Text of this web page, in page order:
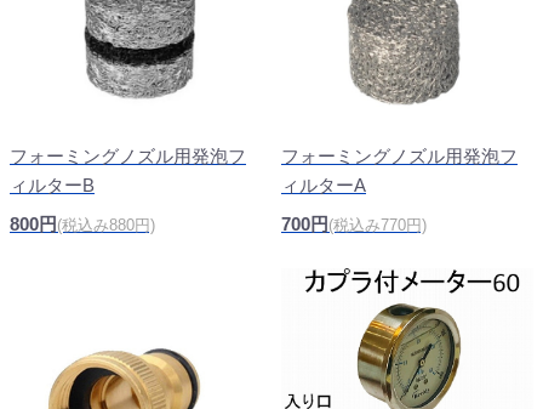
フォーミングノズル用発泡フ
ィルターB
800円 (税込み880円)
フォーミングノズル用発泡フ
ィルターA
700円 (税込み770円)